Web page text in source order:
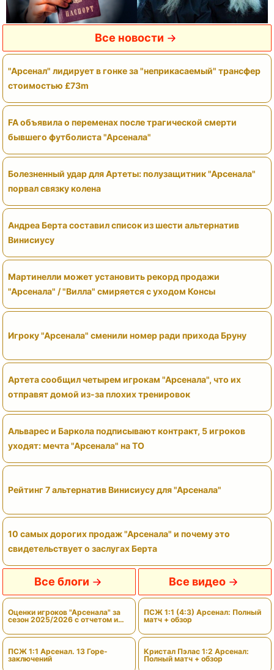
Все новости
"Арсенал" лидирует в гонке за "неприкасаемый" трансфер
стоимостью £73m
FA объявила о переменах после трагической смерти
бывшего футболиста "Арсенала"
Болезненный удар для Артеты: полузащитник "Арсенала"
порвал связку колена
Андреа Берта составил список из шести альтернатив
Винисиусу
Мартинелли может установить рекорд продажи
"Арсенала" / "Вилла" смиряется с уходом Консы
Игроку "Арсенала" сменили номер ради прихода Бруну
Артета сообщил четырем игрокам "Арсенала", что их
отправят домой из-за плохих тренировок
Альварес и Баркола подписывают контракт, 5 игроков
уходят: мечта "Арсенала" на ТО
Рейтинг 7 альтернатив Винисиусу для "Арсенала"
10 самых дорогих продаж "Арсенала" и почему это
свидетельствует о заслугах Берта
Все блоги
Оценки игроков "Арсенала" за
сезон 2025/2026 с отчетом и
ПСЖ 1:1 Арсенал. 13 Горе-
заключений
Все видео
ПСЖ 1:1 (4:3) Арсенал: Полный
матч + обзор
Кристал Пэлас 1:2 Арсенал:
Полный матч + обзор